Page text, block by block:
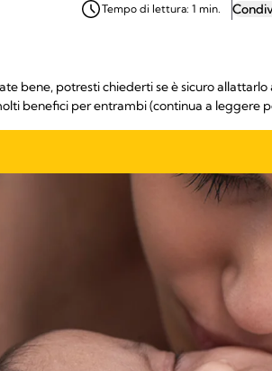
Tempo di lettura: 1 min.
bene, potresti chiederti se è sicuro allattarlo
benefici per entrambi (continua a leggere